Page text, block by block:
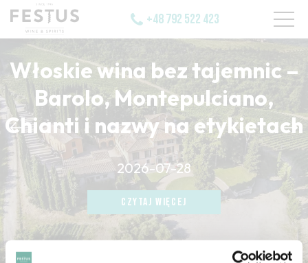
+48 792 522 423
Włoskie wina bez tajemnic –
Barolo, Montepulciano,
Chianti i nazwy na etykietach
2026-07-28
CZYTAJ WIĘCEJ
CZYTAJ WIĘCEJ
CZYTAJ WIĘCEJ